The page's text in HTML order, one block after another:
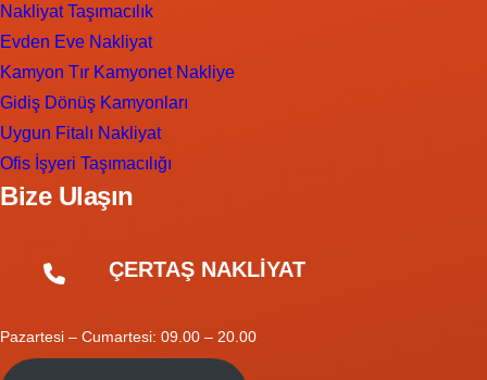
Nakliyat Taşımacılık
Evden Eve Nakliyat
Kamyon Tır Kamyonet Nakliye
Gidiş Dönüş Kamyonları
Uygun Fitalı Nakliyat
Ofis İşyeri Taşımacılığı
Bize Ulaşın
ÇERTAŞ NAKLİYAT
Pazartesi – Cumartesi: 09.00 – 20.00